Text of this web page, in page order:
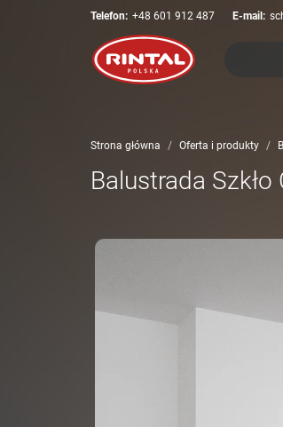
Telefon: +48 601 912 487 E-mail:
Strona główna Oferta i produkty
Balustrada Szkło